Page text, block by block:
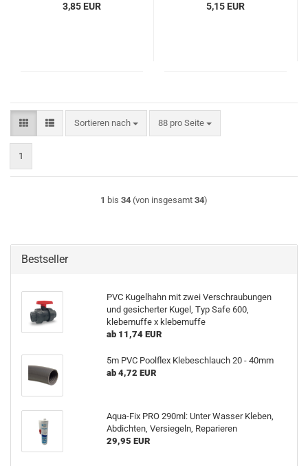
3,85 EUR 5,15 EUR
Sortieren nach
Sortieren nach 88 pro Seite
pro Seite
1
1 bis 34 (von insgesamt 34)
Bestseller
PVC Kugelhahn mit zwei Verschraubungen
und gesicherter Kugel, Typ Safe 600,
klebemuffe x klebemuffe
ab 11,74 EUR
5m PVC Poolflex Klebeschlauch 20 - 40mm
ab 4,72 EUR
Aqua-Fix PRO 290ml: Unter Wasser Kleben,
Abdichten, Versiegeln, Reparieren
29,95 EUR